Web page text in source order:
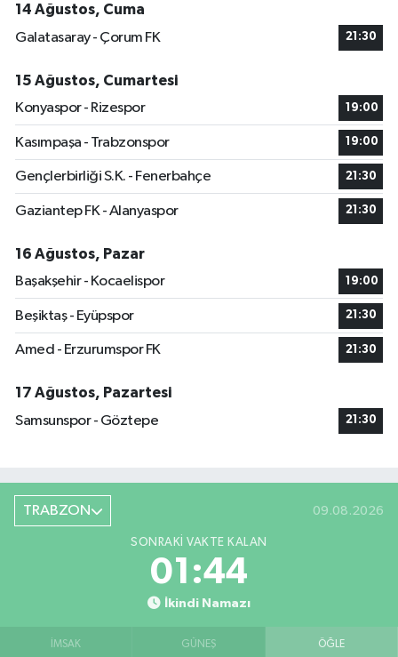
14 Ağustos, Cuma
Galatasaray - Çorum FK
21:30
15 Ağustos, Cumartesi
Konyaspor - Rizespor
19:00
Kasımpaşa - Trabzonspor 19:00
Gençlerbirliği S.K. - Fenerbahçe 21:30
Gaziantep FK - Alanyaspor 21:30
16 Ağustos, Pazar
Başakşehir - Kocaelispor
19:00
Beşiktaş - Eyüpspor 21:30
Amed - Erzurumspor FK 21:30
17 Ağustos, Pazartesi
Samsunspor - Göztepe
21:30
TRABZON 09.08.2026
SONRAKI VAKTE KALAN
01:44
İkindi Namazı
İMSAK GÜNEŞ ÖĞLE